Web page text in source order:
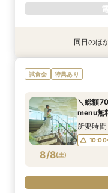
8/7(金)
オンライ
11:00
特典あり
8/7(金)
【2件目
典付フェ
同日のほ
試食会 特典あり
8/8(土)
＼総額
menu無
所要時
10:00